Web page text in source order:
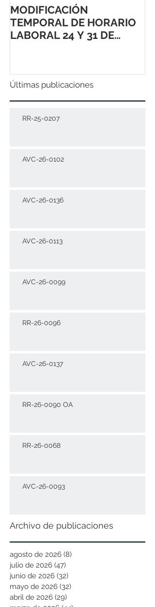
MODIFICACIÓN
TEMPORAL DE HORARIO
LABORAL 24 Y 31 DE
Últimas publicaciones
RR-25-0207
AVC-26-0102
AVC-26-0136
AVC-26-0113
AVC-26-0099
RR-26-0096
AVC-26-0137
RR-26-0090 OA
RR-26-0068
AVC-26-0093
Archivo de publicaciones
agosto de 2026 (8)
julio de 2026 (47)
junio de 2026 (32)
mayo de 2026 (32)
abril de 2026 (29)